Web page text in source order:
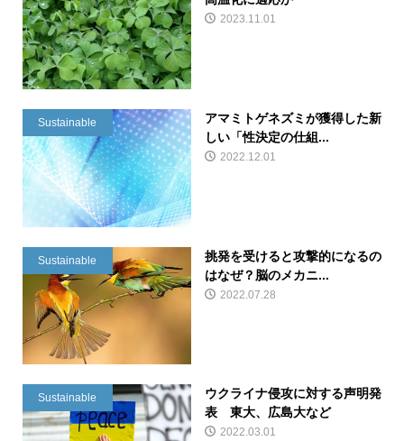
2023.11.01
Sustainable
アマミトゲネズミが獲得した新
しい「性決定の仕組...
2022.12.01
Sustainable
挑発を受けると攻撃的になるの
はなぜ？脳のメカニ...
2022.07.28
Sustainable
ウクライナ侵攻に対する声明発
表 東大、広島大など
2022.03.01